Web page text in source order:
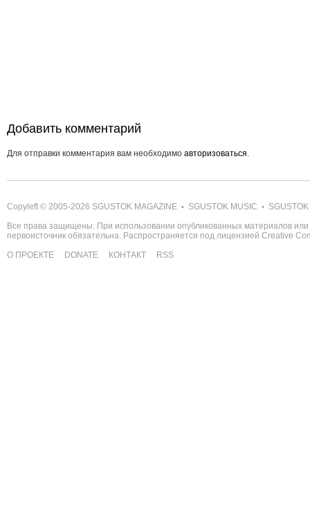
Добавить комментарий
Для отправки комментария вам необходимо авторизоваться.
Copyleft © 2005-2026 SGUSTOK MAGAZINE • SGUSTOK MUSIC •
Все права защищены. При использовании опубликованных материалов
первоисточник обязательна. Распространяется под лицензией Creative
О ПРОЕКТЕ
DONATE КОНТАКТ RSS